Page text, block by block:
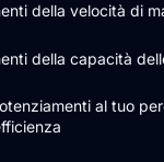
della velocità di
della capacità
al tuo